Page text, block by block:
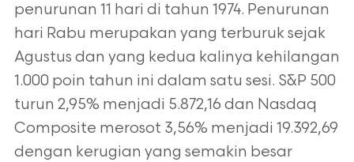
penurunan 11 hari di tahun 1974. Penurunan
hari Rabu merupakan yang terburuk sejak
Agustus dan yang kedua kalinya kehilangan
1.000 poin tahun ini dalam satu sesi. S&P 500
turun 2,95% menjadi 5.872,16 dan Nasdaq
Composite merosot 3,56% menjadi 19.392,69
dengan kerugian yang semakin besar